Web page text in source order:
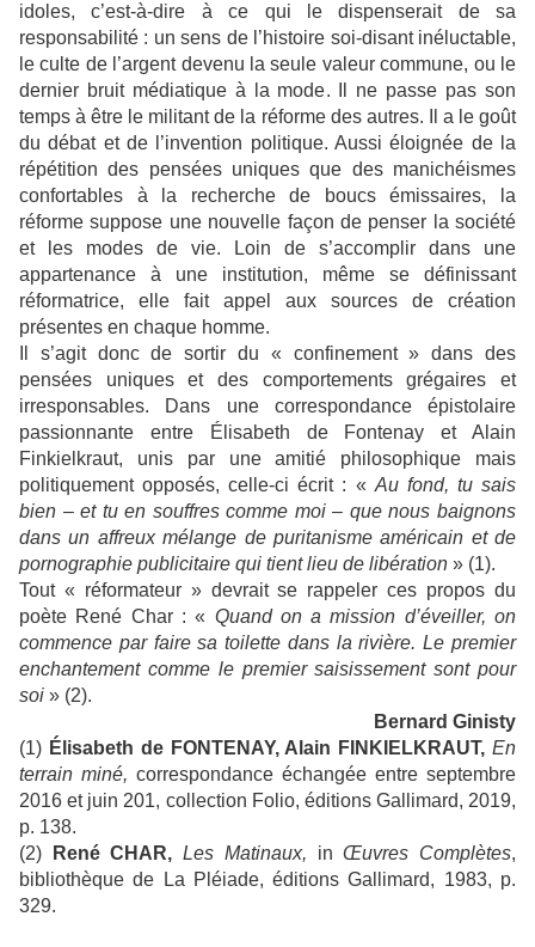
idoles, c’est-à-dire à ce qui le dispenserait de sa
responsabilité : un sens de l’histoire soi-disant inéluctable,
le culte de l’argent devenu la seule valeur commune, ou le
dernier bruit médiatique à la mode. Il ne passe pas son
temps à être le militant de la réforme des autres. Il a le goût
du débat et de l’invention politique. Aussi éloignée de la
répétition des pensées uniques que des manichéismes
confortables à la recherche de boucs émissaires, la
réforme suppose une nouvelle façon de penser la société
et les modes de vie. Loin de s’accomplir dans une
appartenance à une institution, même se définissant
réformatrice, elle fait appel aux sources de création
présentes en chaque homme.
Il s’agit donc de sortir du « confinement » dans des
pensées uniques et des comportements grégaires et
irresponsables. Dans une correspondance épistolaire
passionnante entre Élisabeth de Fontenay et Alain
Finkielkraut, unis par une amitié philosophique mais
politiquement opposés, celle-ci écrit : « Au fond, tu sais
bien – et tu en souffres comme moi – que nous baignons
dans un affreux mélange de puritanisme américain et de
pornographie publicitaire qui tient lieu de libération » (1).
Tout « réformateur » devrait se rappeler ces propos du
poète René Char : « Quand on a mission d’éveiller, on
commence par faire sa toilette dans la rivière. Le premier
enchantement comme le premier saisissement sont pour
soi » (2).
Bernard Ginisty
(1) Élisabeth de FONTENAY, Alain FINKIELKRAUT, En
terrain miné, correspondance échangée entre septembre
2016 et juin 201, collection Folio, éditions Gallimard, 2019,
p. 138.
(2)
René CHAR, Les Matinaux, inŒuvres Complètes,
bibliothèque de La Pléiade, éditions Gallimard, 1983, p.
329.